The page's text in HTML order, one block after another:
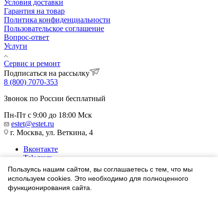
Условия доставки
Гарантия на товар
Политика конфиденциальности
Пользовательское соглашение
Вопрос-ответ
Услуги
Сервис и ремонт
Подписаться на рассылку
8 (800) 7070-353
Звонок по России бесплатный
Пн-Пт с 9:00 до 18:00 Мск
estet@estet.ru
г. Москва, ул. Веткина, 4
Вконтакте
Telegram
Одноклассники
WhatsApp
1991-2026 © Ювелирный Дом ЭСТЕТ
Пользуясь нашим сайтом, вы соглашаетесь с тем, что мы
используем cookies. Это необходимо для полноценного
функционирования сайта.